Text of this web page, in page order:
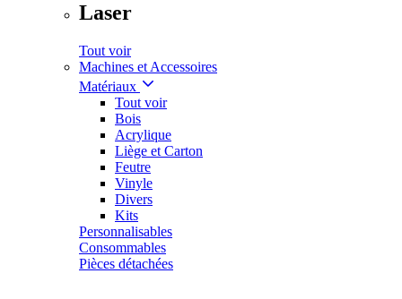
Laser
Tout voir
Machines et Accessoires
Matériaux
Tout voir
Bois
Acrylique
Liège et Carton
Feutre
Vinyle
Divers
Kits
Personnalisables
Consommables
Pièces détachées